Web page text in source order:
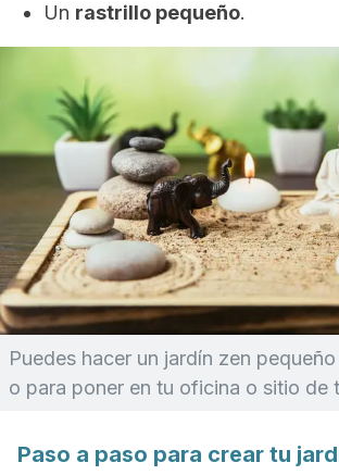
Un rastrillo pequeño.
Puedes hacer un jardín zen
o para poner en tu oficina o sitio de
Paso a paso para crear tu